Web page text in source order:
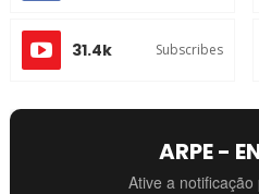
31.4k Subscribes
ARPE -
Ative a